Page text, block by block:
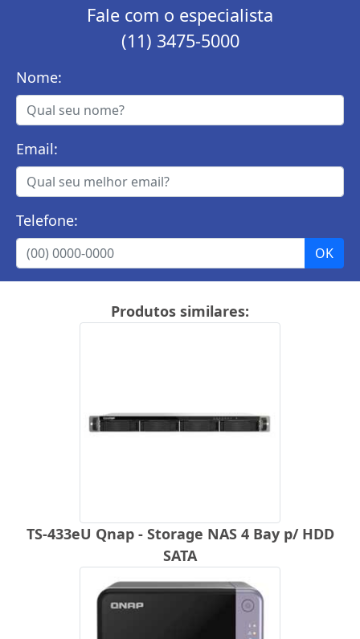
Fale com o especialista
(11) 3475-5000
Nome:
Email:
Telefone:
Produtos similares:
TS-433eU Qnap - Storage NAS 4 Bay p/ HDD
SATA